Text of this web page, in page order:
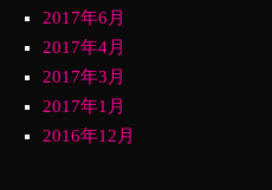
2017年6月
2017年4月
2017年3月
2017年1月
2016年12月